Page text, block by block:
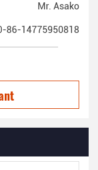
Mr. Asako
86-14775950818